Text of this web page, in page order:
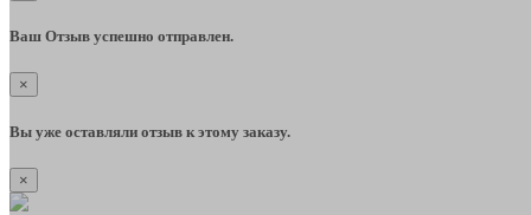
Ваш Отзыв успешно отправлен.
×
Вы уже оставляли отзыв к этому заказу.
×